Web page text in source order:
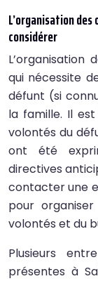
L’organisation
considérer
L’organisation
qui nécessite
défunt (si
la famille. Il
volontés du
ont été
directives
contacter une
pour
volontés et du
Plusieurs
présentes à